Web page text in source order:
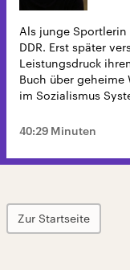
Als junge
DDR. Erst später
Leistungsdruck
Buch über geheime
im Sozialismus
40:29 Minuten
Zur Startseite